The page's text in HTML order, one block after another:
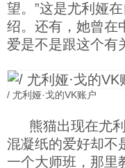
旅游
望。”这是尤利娅
绍。还有，她曾在
爱是不是跟这个有
/ 尤利娅·戈的VK账户
熊猫出现在尤
混凝纸的爱好却不
一个大师班，那里